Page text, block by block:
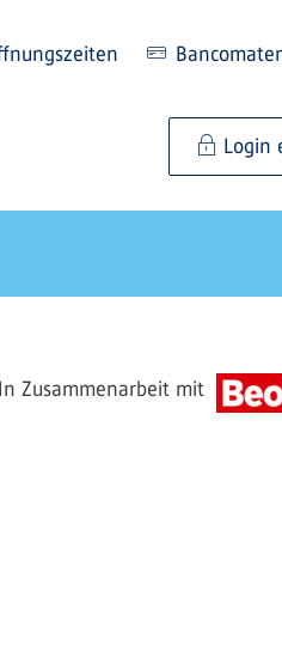
Login
In Zusammenarbeit mit